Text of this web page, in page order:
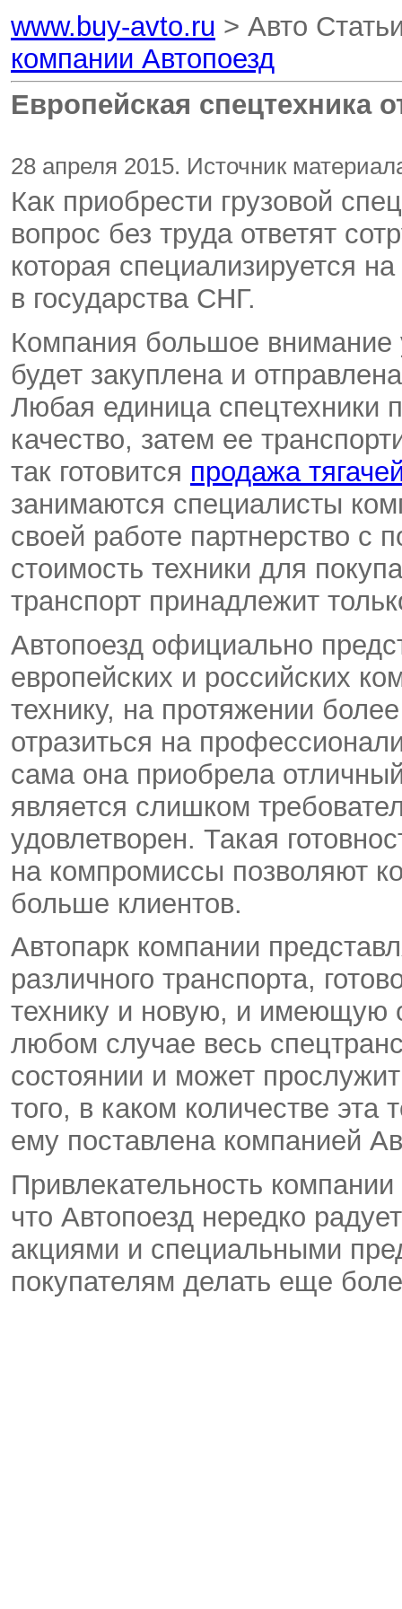
www.buy-avto.ru > Авто
компании Автопоезд
Европейская спецтехника
28 апреля 2015. Источник
Как приобрести грузовой
вопрос без труда ответят
которая специализируется
в государства СНГ.
Компания большое внимание
будет закуплена и
Любая единица спецтехники
качество, затем ее
так готовится продажа
занимаются специалисты
своей работе партнерство с
стоимость техники для
транспорт принадлежит
Автопоезд официально
европейских и российских
технику, на протяжении
отразиться на
сама она приобрела
является слишком
удовлетворен. Такая
на компромиссы позволяют
больше клиентов.
Автопарк компании
различного транспорта,
технику и новую, и имеющую
любом случае весь
состоянии и может
того, в каком количестве эта
ему поставлена компанией
Привлекательность
что Автопоезд нередко
акциями и специальными
покупателям делать еще